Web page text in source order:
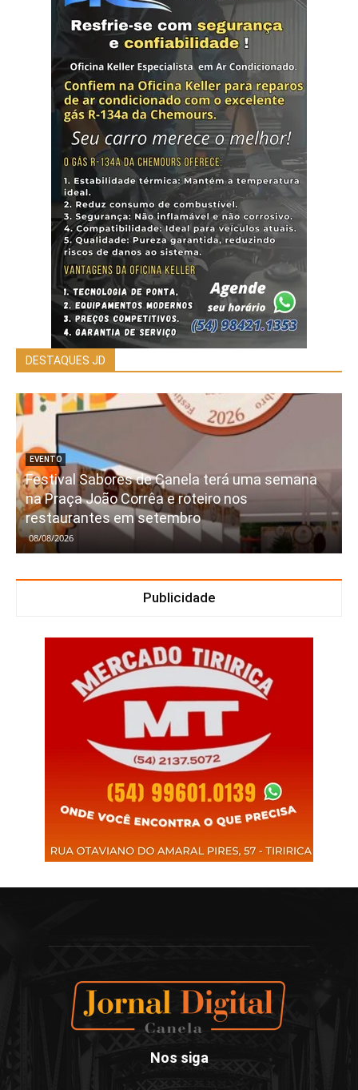
DESTAQUES JD
EVENTO
Festival Sabores de Canela terá uma semana
na Praça João Corrêa e roteiro nos
restaurantes em setembro
08/08/2026
Publicidade
Nos siga